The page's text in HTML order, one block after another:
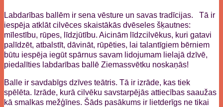
Labdarības ballēm ir sena vēsture un savas tradīcijas.
Tā ir
iespēja atklāt cilvēces skaistākās dvēseles šķautnes:
mīlestību, rūpes, līdzjūtību. Aicinām līdzcilvēkus, kuri gatavi
palīdzēt, atbalstīt, dāvināt, rūpēties, lai talantīgiem bērniem
būtu iespēja iegūt spārnus savam lidojumam lielajā dzīvē,
piedalīties labdarības ballē Ziemassvētku noskaņās!
Balle ir savdabīgs dzīves teātris. Tā ir izrāde, kas tiek
spēlēta. Izrāde, kurā cilvēku savstarpējās attiecības saaužas
kā smalkas mežģīnes. Šāds pasākums ir lietderīgs ne tikai